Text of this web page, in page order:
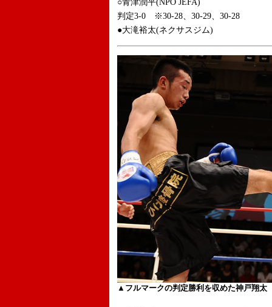
○青津潤平(NPO JEFA)
判定3-0 ※30-28、30-29、30-28
●大滝裕太(ネクサスジム)
▲フルマークの判定勝利を収めた神戸翔太